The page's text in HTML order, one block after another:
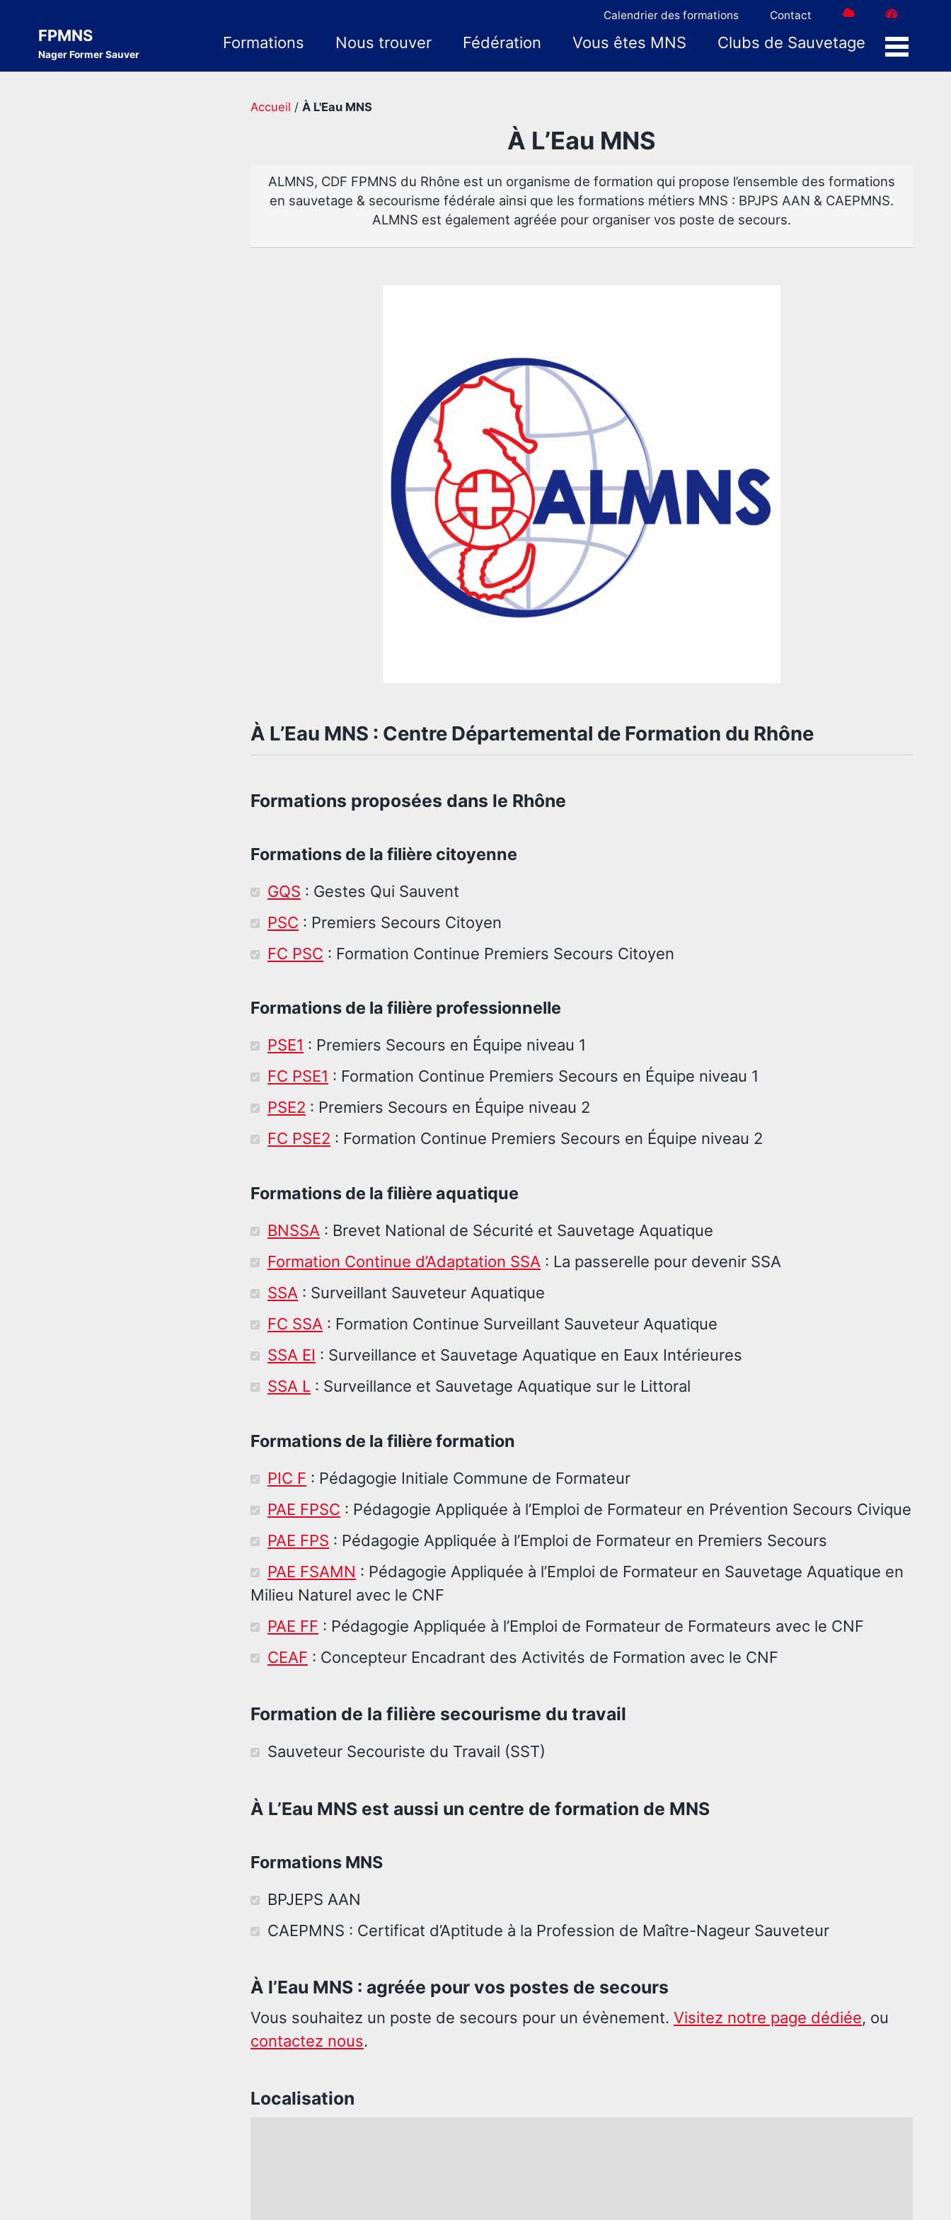
primary
content
footer
Calendrier des formations Contact
FPMNS
Nager Former Sauver
Formations Nous trouver Fédération Vous êtes MNS Clubs de Sauvetage
Menu
Accueil / À L'Eau MNS
À L’Eau MNS
ALMNS, CDF FPMNS du Rhône est un organisme de formation qui propose l’ensemble des formations
en sauvetage & secourisme fédérale ainsi que les formations métiers MNS : BPJPS AAN & CAEPMNS.
ALMNS est également agréée pour organiser vos poste de secours.
À L’Eau MNS : Centre Départemental de Formation du Rhône
Formations proposées dans le Rhône
Formations de la filière citoyenne
GQS : Gestes Qui Sauvent
PSC : Premiers Secours Citoyen
FC PSC : Formation Continue Premiers Secours Citoyen
Formations de la filière professionnelle
PSE1 : Premiers Secours en Équipe niveau 1
FC PSE1 : Formation Continue Premiers Secours en Équipe niveau 1
PSE2 : Premiers Secours en Équipe niveau 2
FC PSE2 : Formation Continue Premiers Secours en Équipe niveau 2
Formations de la filière aquatique
BNSSA : Brevet National de Sécurité et Sauvetage Aquatique
Formation Continue d’Adaptation SSA : La passerelle pour devenir SSA
SSA : Surveillant Sauveteur Aquatique
FC SSA : Formation Continue Surveillant Sauveteur Aquatique
SSA EI : Surveillance et Sauvetage Aquatique en Eaux Intérieures
SSA L : Surveillance et Sauvetage Aquatique sur le Littoral
Formations de la filière formation
PIC F : Pédagogie Initiale Commune de Formateur
PAE FPSC : Pédagogie Appliquée à l’Emploi de Formateur en Prévention Secours Civique
PAE FPS : Pédagogie Appliquée à l’Emploi de Formateur en Premiers Secours
PAE FSAMN : Pédagogie Appliquée à l’Emploi de Formateur en Sauvetage Aquatique en
Milieu Naturel avec le CNF
PAE FF : Pédagogie Appliquée à l’Emploi de Formateur de Formateurs avec le CNF
CEAF : Concepteur Encadrant des Activités de Formation avec le CNF
Formation de la filière secourisme du travail
Sauveteur Secouriste du Travail (SST)
À L’Eau MNS est aussi un centre de formation de MNS
Formations MNS
BPJEPS AAN
CAEPMNS : Certificat d’Aptitude à la Profession de Maître-Nageur Sauveteur
À l’Eau MNS : agréée pour vos postes de secours
Vous souhaitez un poste de secours pour un évènement. Visitez notre page dédiée, ou
contactez nous.
Localisation